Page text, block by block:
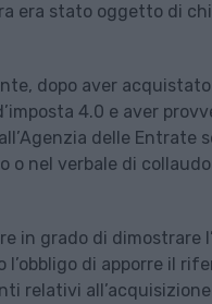
era stato oggetto di
dopo aver
4.0 e aver
delle Entrate
o nel verbale di
in grado di dimostrare
di apporre il
relativi